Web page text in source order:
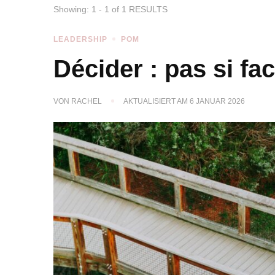
Showing: 1 - 1 of 1 RESULTS
LEADERSHIP POM
Décider : pas si
VON RACHEL AKTUALISIERT AM6 JANUAR 2026